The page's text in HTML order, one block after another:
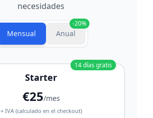
necesidades
Mensual Anual
-20%
14días gratis
Starter
€25/mes
+ IVA (calculado en el checkout)